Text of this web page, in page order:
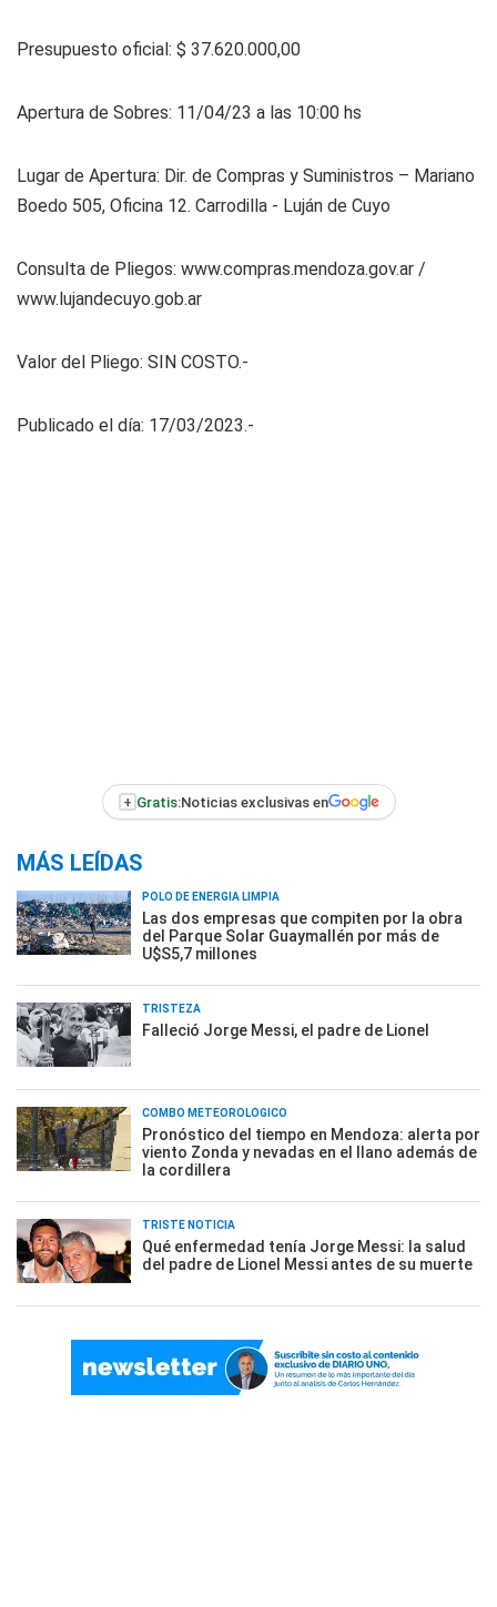
Presupuesto oficial: $ 37.620.000,00
Apertura de Sobres: 11/04/23 a las 10:00 hs
Lugar de Apertura: Dir. de Compras y Suministros – Mariano
Boedo 505, Oficina 12. Carrodilla - Luján de Cuyo
Consulta de Pliegos: www.compras.mendoza.gov.ar /
www.lujandecuyo.gob.ar
Valor del Pliego: SIN COSTO.-
Publicado el día: 17/03/2023.-
+ Gratis:Noticias exclusivas en
MÁS LEÍDAS
POLO DE ENERGÍA LIMPIA
Las dos empresas que compiten por la obra
del Parque Solar Guaymallén por más de
U$S5,7 millones
TRISTEZA
Falleció Jorge Messi, el padre de Lionel
COMBO METEOROLÓGICO
Pronóstico del tiempo en Mendoza: alerta por
viento Zonda y nevadas en el llano además de
la cordillera
TRISTE NOTICIA
Qué enfermedad tenía Jorge Messi: la salud
del padre de Lionel Messi antes de su muerte